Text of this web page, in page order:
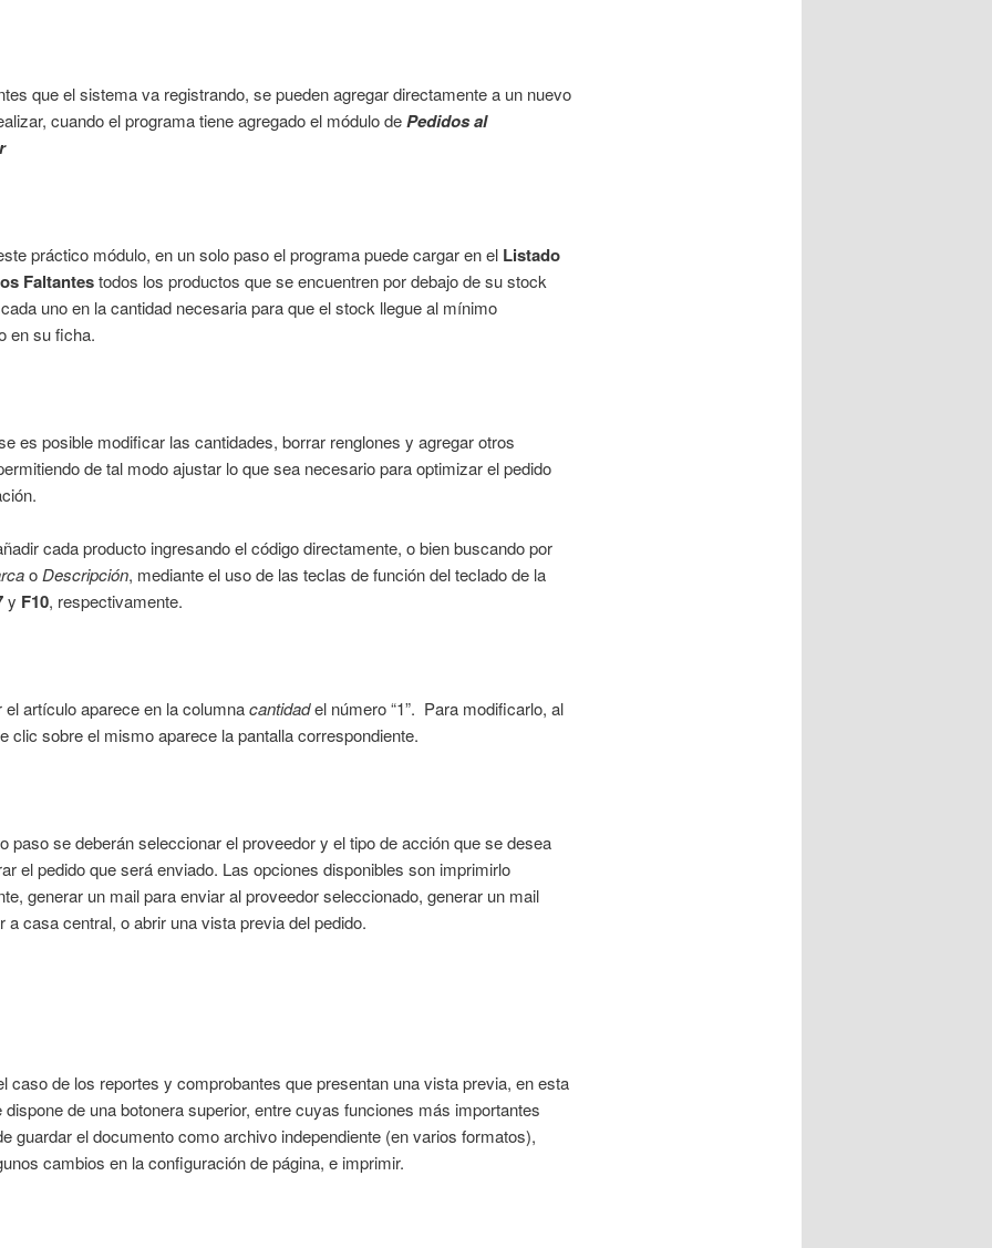
que el sistema va registrando, se pueden agregar directamente a un nuevo
cuando el programa tiene agregado el módulo dePedidos al
práctico módulo, en un solo paso el programa puede cargar en el Listado
Faltantestodos los productos que se encuentren por debajo de su stock
uno en la cantidad necesaria para que el stock llegue al mínimo
en su ficha.
es posible modificar las cantidades, borrar renglones y agregar otros
de tal modo ajustar lo que sea necesario para optimizar el pedido
cada producto ingresando el código directamente, o bien buscando por
oDescripción, mediante el uso de las teclas de función del teclado de la
y F10, respectivamente.
el artículo aparece en la columnacantidadel número “1”. Para modificarlo, al
clic sobre el mismo aparece la pantalla correspondiente.
paso se deberán seleccionar el proveedor y el tipo de acción que se desea
el pedido que será enviado. Las opciones disponibles son imprimirlo
generar un mail para enviar al proveedor seleccionado, generar un mail
a casa central, o abrir una vista previa del pedido.
caso de los reportes y comprobantes que presentan una vista previa, en esta
dispone de una botonera superior, entre cuyas funciones más importantes
guardar el documento como archivo independiente (en varios formatos),
cambios en la configuración de página, e imprimir.